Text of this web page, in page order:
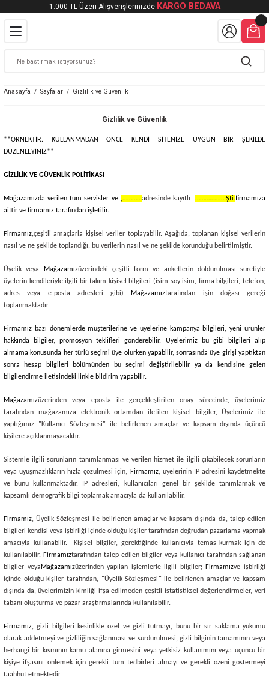
1.000 TL Üzeri Alışverişlerinizde KARGO BEDAVA
Geri Dön
Geri Dön
Anasayfa Sayfalar Gizlilik ve Güvenlik
Gizlilik ve Güvenlik
**ÖRNEKTİR. KULLANMADAN ÖNCE KENDİ SİTENİZE UYGUN BİR ŞEKİLDE
DÜZENLEYİNİZ**
GİZLİLİK VE GÜVENLİK POLİTİKASI
Mağazamızda verilen tüm servisler ve ,…………adresinde kayıtlı ……………….Şti.firmamıza
aittir ve firmamız tarafından işletilir.
Firmamız,çeşitli amaçlarla kişisel veriler toplayabilir. Aşağıda, toplanan kişisel verilerin
nasıl ve ne şekilde toplandığı, bu verilerin nasıl ve ne şekilde korunduğu belirtilmiştir.
Üyelik veya Mağazamızüzerindeki çeşitli form ve anketlerin doldurulması suretiyle
üyelerin kendileriyle ilgili bir takım kişisel bilgileri (isim-soy isim, firma bilgileri, telefon,
adres veya e-posta adresleri gibi)
Mağazamıztarafından işin doğası gereği
toplanmaktadır.
Firmamız bazı dönemlerde müşterilerine ve üyelerine kampanya bilgileri, yeni ürünler
hakkında bilgiler, promosyon teklifleri gönderebilir. Üyelerimiz bu gibi bilgileri alıp
almama konusunda her türlü seçimi üye olurken yapabilir, sonrasında üye girişi yaptıktan
sonra hesap bilgileri bölümünden bu seçimi değiştirilebilir ya da kendisine gelen
bilgilendirme iletisindeki linkle bildirim yapabilir.
Mağazamızüzerinden veya eposta ile gerçekleştirilen onay sürecinde, üyelerimiz
tarafından mağazamıza elektronik ortamdan iletilen kişisel bilgiler, Üyelerimiz ile
yaptığımız "Kullanıcı Sözleşmesi" ile belirlenen amaçlar ve kapsam dışında üçüncü
kişilere açıklanmayacaktır.
Sistemle ilgili sorunların tanımlanması ve verilen hizmet ile ilgili çıkabilecek sorunların
veya uyuşmazlıkların hızla çözülmesi için, Firmamız, üyelerinin IP adresini kaydetmekte
ve bunu kullanmaktadır. IP adresleri, kullanıcıları genel bir şekilde tanımlamak ve
kapsamlı demografik bilgi toplamak amacıyla da kullanılabilir.
Firmamız, Üyelik Sözleşmesi ile belirlenen amaçlar ve kapsam dışında da, talep edilen
bilgileri kendisi veya işbirliği içinde olduğu kişiler tarafından doğrudan pazarlama yapmak
amacıyla kullanabilir. Kişisel bilgiler, gerektiğinde kullanıcıyla temas kurmak için de
kullanılabilir. Firmamıztarafından talep edilen bilgiler veya kullanıcı tarafından sağlanan
bilgiler veya Mağazamızüzerinden yapılan işlemlerle ilgili bilgiler; Firmamızve işbirliği
içinde olduğu kişiler tarafından, "Üyelik Sözleşmesi" ile belirlenen amaçlar ve kapsam
dışında da, üyelerimizin kimliği ifşa edilmeden çeşitli istatistiksel değerlendirmeler, veri
tabanı oluşturma ve pazar araştırmalarında kullanılabilir.
Firmamız, gizli bilgileri kesinlikle özel ve gizli tutmayı, bunu bir sır saklama yükümü
olarak addetmeyi ve gizliliğin sağlanması ve sürdürülmesi, gizli bilginin tamamının veya
herhangi bir kısmının kamu alanına girmesini veya yetkisiz kullanımını veya üçüncü bir
kişiye ifşasını önlemek için gerekli tüm tedbirleri almayı ve gerekli özeni göstermeyi
taahhüt etmektedir.